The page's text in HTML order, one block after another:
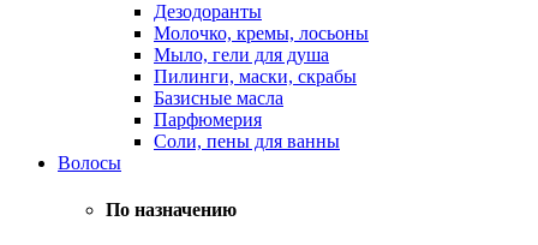
Дезодоранты
Молочко, кремы, лосьоны
Мыло, гели для душа
Пилинги, маски, скрабы
Базисные масла
Парфюмерия
Соли, пены для ванны
Волосы
По назначению